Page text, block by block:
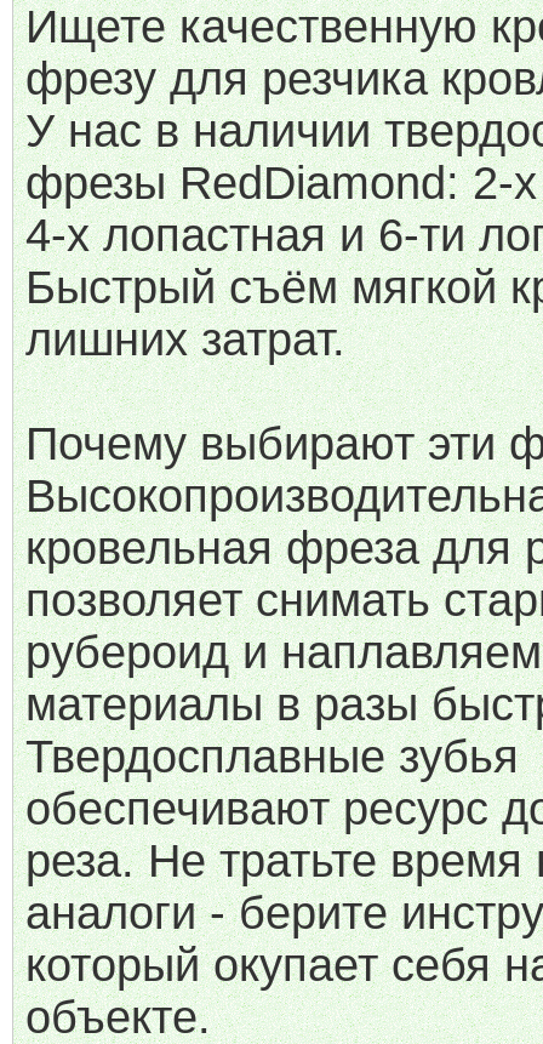
Ищете качественную
фрезу для резчика
У нас в наличии
фрезы RedDiamond: 2-
4-х лопастная и 6-ти
Быстрый съём мягкой
лишних затрат.
Почему выбирают эти
кровельная фреза для
позволяет снимать
рубероид и
материалы в разы
Твердосплавные зубья
обеспечивают ресурс
реза. Не тратьте
аналоги - берите
который окупает себя
объекте.